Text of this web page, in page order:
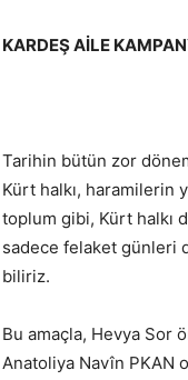
KARDEŞ AİLE
Tarihin bütün zor
Kürt halkı, haramilerin
toplum gibi, Kürt halkı
sadece felaket günleri
biliriz.
Bu amaçla, Hevya Sor
Anatoliya Navîn PKAN